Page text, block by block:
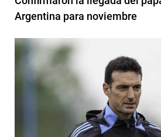
Argentina para noviembre